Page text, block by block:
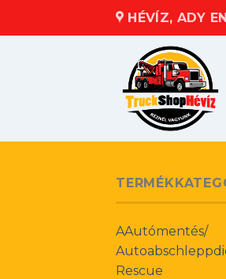
HÉVÍZ, ADY
AAutómentés/
Rescue